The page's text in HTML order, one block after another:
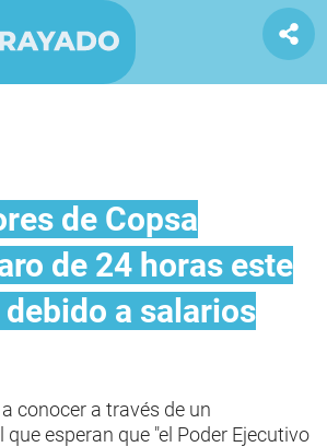
de Copsa
de 24 horas este
a salarios
conocer a través de un
esperan que "el Poder Ejecutivo